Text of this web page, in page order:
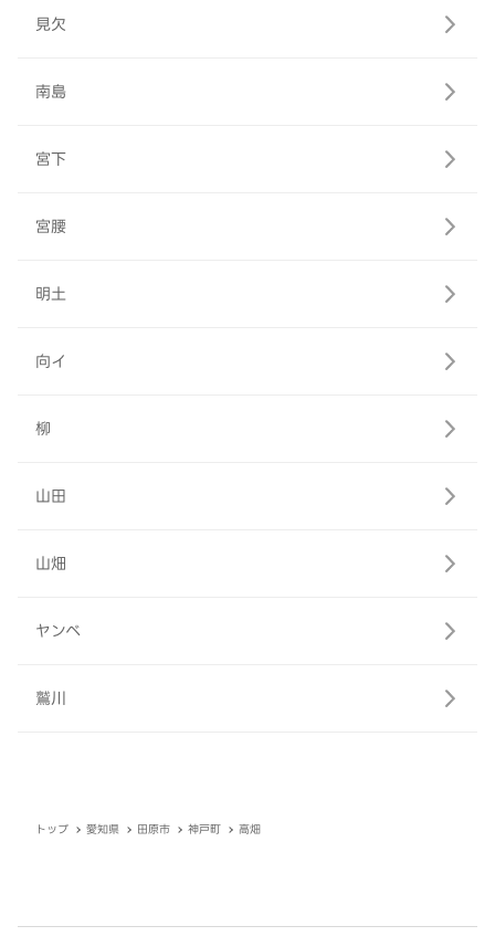
見欠
南島
宮下
宮腰
明土
向イ
柳
山田
山畑
ヤンベ
鷲川
トップ 愛知県 田原市 神戸町 高畑